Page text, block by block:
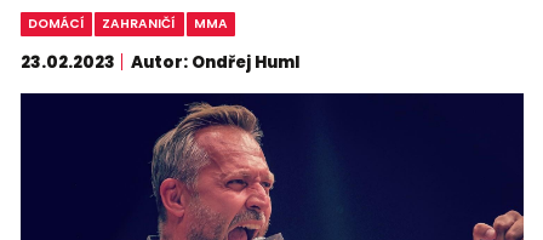
DOMÁCÍ ZAHRANIČÍ MMA
23.02.2023 Autor: Ondřej Huml